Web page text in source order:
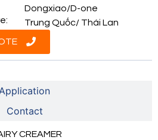
Dongxiao/D-one
Trung Quốc/ Thái Lan
Contact
CREAMER